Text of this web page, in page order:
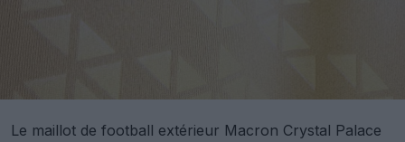
Le maillot de football extérieur Macron Crystal Palace